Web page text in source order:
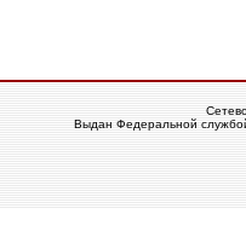
Выдан Федеральной